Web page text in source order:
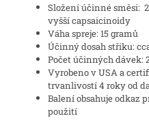
Složení účinné směsi:
vyšší capsaicinoidy
Váha spreje: 15 gramů
Účinný dosah střiku:
Počet účinných dávek:
Vyrobeno v USA a
trvanlivostí 4 roky od
Balení obsahuje odkaz
použití